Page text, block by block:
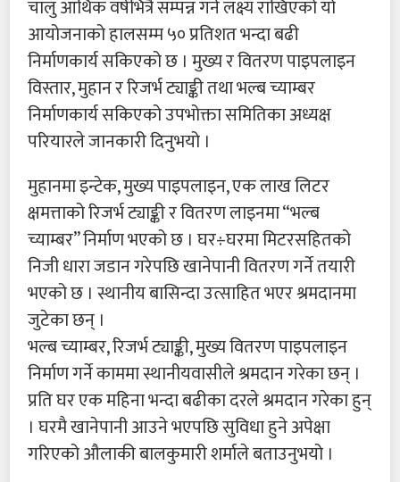
चालु आर्थिक वर्षभित्रै सम्पन्न गर्ने लक्ष्य राखिएको यो
आयोजनाको हालसम्म ५० प्रतिशत भन्दा बढी
निर्माणकार्य सकिएको छ । मुख्य र वितरण पाइपलाइन
विस्तार, मुहान र रिजर्भ ट्याङ्की तथा भल्ब च्याम्बर
निर्माणकार्य सकिएको उपभोक्ता समितिका अध्यक्ष
परियारले जानकारी दिनुभयो ।
मुहानमा इन्टेक, मुख्य पाइपलाइन, एक लाख लिटर
क्षमत्ताको रिजर्भ ट्याङ्की र वितरण लाइनमा “भल्ब
च्याम्बर” निर्माण भएको छ । घर÷घरमा मिटरसहितको
निजी धारा जडान गरेपछि खानेपानी वितरण गर्ने तयारी
भएको छ । स्थानीय बासिन्दा उत्साहित भएर श्रमदानमा
जुटेका छन् ।
भल्ब च्याम्बर, रिजर्भ ट्याङ्की, मुख्य वितरण पाइपलाइन
निर्माण गर्ने काममा स्थानीयवासीले श्रमदान गरेका छन् ।
प्रति घर एक महिना भन्दा बढीका दरले श्रमदान गरेका हुन्
। घरमै खानेपानी आउने भएपछि सुविधा हुने अपेक्षा
गरिएको औलाकी बालकुमारी शर्माले बताउनुभयो ।